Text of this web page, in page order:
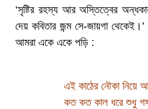
‘সৃষ্টির রহস্য আর অস্তিত্বের
দেয় কবিতার জন্ম সে-জায়গা
আমরা একে একে পড়ি :
এই কাঠের নৌকা নিয়ে
কত কত কাল ধরে শুধু